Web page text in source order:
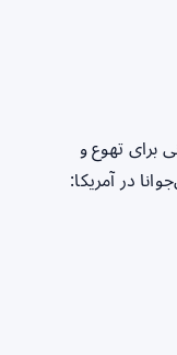
برای تهوع و
در آمریکا: